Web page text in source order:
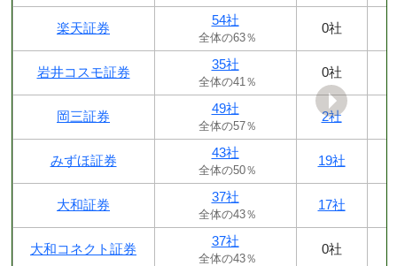
楽天証券
54社
全体の63％
0社
岩井コスモ証券
35社
全体の41％
0社
岡三証券
49社
全体の57％
2社
みずほ証券
43社
全体の50％
19社
大和証券
37社
全体の43％
17社
大和コネクト証券
37社
全体の43％
0社